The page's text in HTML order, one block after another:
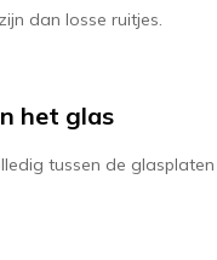
dan losse ruitjes.
het glas
tussen de